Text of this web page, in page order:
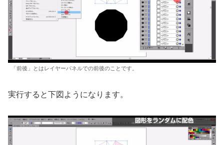
「前後」とはレイヤーパネルでの前後のことです。
実行すると下図ようになります。